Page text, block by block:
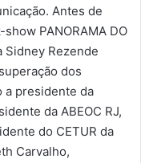
Antes de
PANORAMA DO
Sidney Rezende
dos
a presidente da
da ABEOC RJ,
do CETUR da
Carvalho,